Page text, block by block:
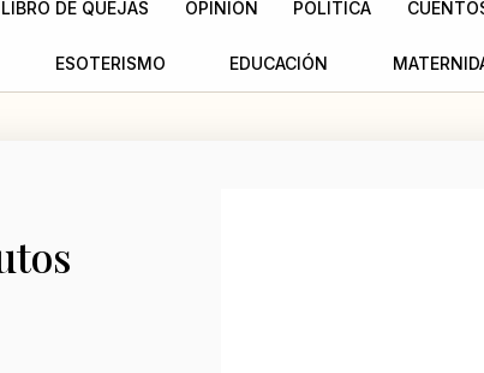
LIBRO DE QUEJAS OPINIÓN POLITICA
ESOTERISMO EDUCACIÓN